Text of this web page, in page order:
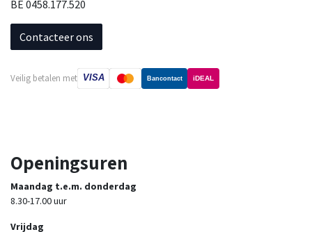
BE 0458.177.520
Contacteer ons
Veilig betalen met VISA Bancontact iDEAL
Openingsuren
Maandag t.e.m. donderdag
8.30-17.00 uur
Vrijdag